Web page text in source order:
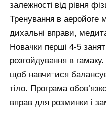
залежності від рівня
Тренування в аеройоге
дихальні вправи,
Новачки перші 4-5
розгойдування в
щоб навчитися
тіло. Програма
вправ для розминки і